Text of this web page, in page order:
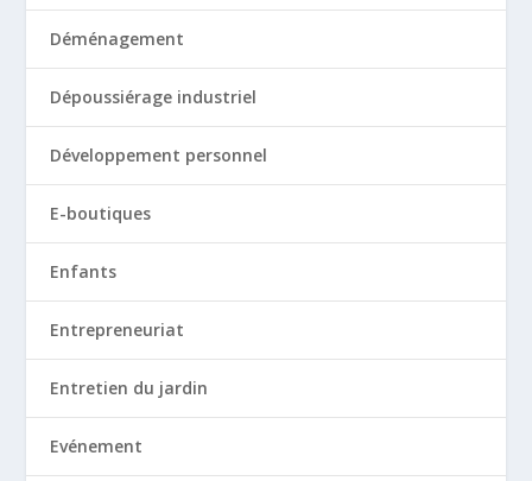
Déménagement
Dépoussiérage industriel
Développement personnel
E-boutiques
Enfants
Entrepreneuriat
Entretien du jardin
Evénement